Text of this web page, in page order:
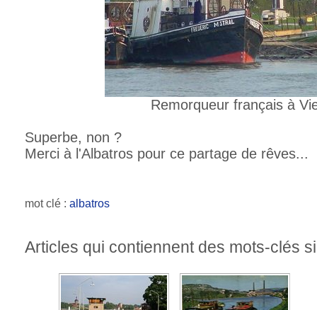
Remorqueur français à
Superbe, non ?
Merci à l'Albatros pour ce partage de rêves...
mot clé : albatros
Articles qui contiennent des mots-clés